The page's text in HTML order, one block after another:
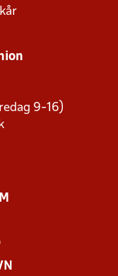
9-16)